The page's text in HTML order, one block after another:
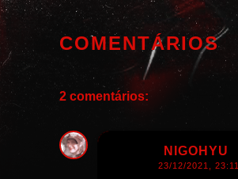
COMENTÁRIOS
2 comentários:
NIGOHYU
23/12/2021, 23:11